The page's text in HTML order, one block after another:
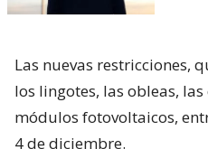
Las nuevas restricciones,
los lingotes, las obleas,
módulos fotovoltaicos,
4 de diciembre.